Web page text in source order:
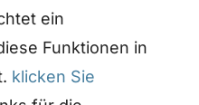
ein
Funktionen in
klicken Sie